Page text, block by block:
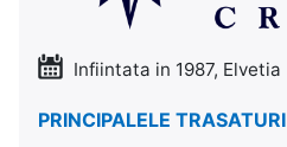
Infiintata in 1987, Elvetia
PRINCIPALELE TRASATURI